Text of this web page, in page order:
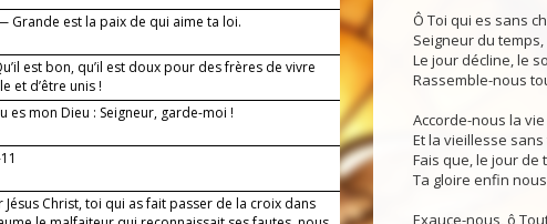
Grande est la paix de qui aime ta loi.
est bon, qu’il est doux pour des frères de vivre
et d’être unis !
es mon Dieu : Seigneur, garde-moi !
Jésus Christ, toi qui as fait passer de la croix dans
Ô Toi qui es sans
Seigneur du
Le jour décline, le
Rassemble-nous
Accorde-nous la
Et la vieillesse
Fais que, le jour de
Ta gloire enfin
Exauce-nous, ô